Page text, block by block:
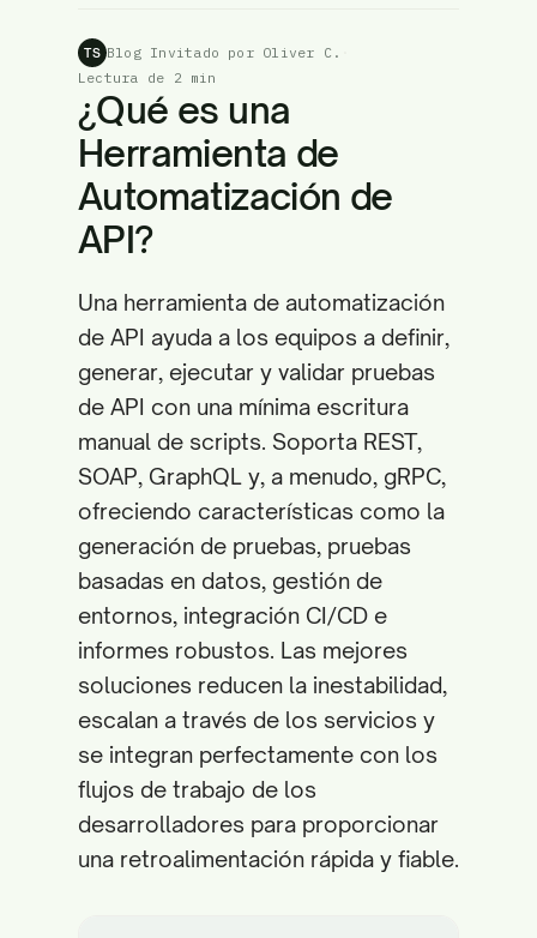
TS Blog Invitado por Oliver C.
Lectura de 2 min
¿Qué es una
Herramienta de
Automatización de
API?
Una herramienta de automatización
de API ayuda a los equipos a definir,
generar, ejecutar y validar pruebas
de API con una mínima escritura
manual de scripts. Soporta REST,
SOAP, GraphQL y, a menudo, gRPC,
ofreciendo características como la
generación de pruebas, pruebas
basadas en datos, gestión de
entornos, integración CI/CD e
informes robustos. Las mejores
soluciones reducen la inestabilidad,
escalan a través de los servicios y
se integran perfectamente con los
flujos de trabajo de los
desarrolladores para proporcionar
una retroalimentación rápida y fiable.